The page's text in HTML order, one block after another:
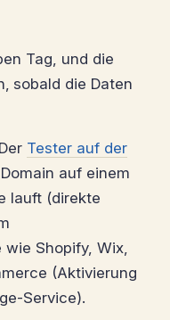
Tag, und die
sobald die Daten
Der Tester auf der
auf einem
lauft (direkte
Shopify, Wix,
(Aktivierung
Service).